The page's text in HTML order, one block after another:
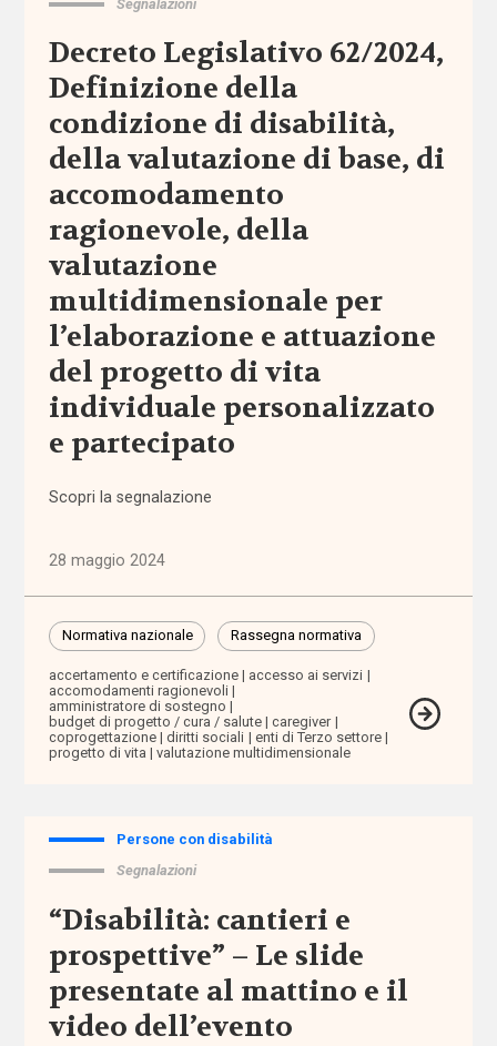
di sostegno
amministrazione
condivisa
Anac
anagrafe
Anci
Anpal
appalti
interne
aspettativa
Assegno
Assegno
Inclusione
Unico
Universale
assistenti
familiari
assistenti
sociali
Segnalazioni
Decreto Legislativo 62/2024,
Definizione della
condizione di disabilità,
della valutazione di base, di
accomodamento
ragionevole, della
valutazione
multidimensionale per
l’elaborazione e attuazione
del progetto di vita
individuale personalizzato
e partecipato
Scopri la segnalazione
28 maggio 2024
Normativa nazionale Rassegna normativa
accertamento e certificazione
accesso ai servizi
accomodamenti ragionevoli
amministratore di sostegno
budget di progetto / cura / salute
caregiver
coprogettazione
diritti sociali
enti di Terzo settore
progetto di vita
valutazione multidimensionale
Persone con disabilità
Segnalazioni
“Disabilità: cantieri e
prospettive” – Le slide
presentate al mattino e il
video dell’evento